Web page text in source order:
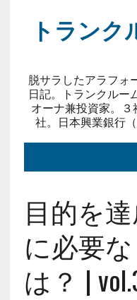
トランク
脱サラしたアラフォ
日記。トランクルー
オーナ兼投資家。
社。日本興業銀行（
目的を
に必要な
は？ |